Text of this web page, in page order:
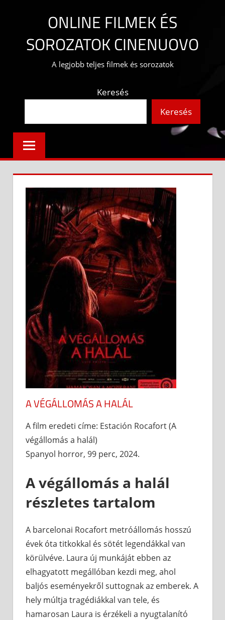
content
ONLINE FILMEK ÉS
SOROZATOK CINENUOVO
A legjobb teljes filmek és sorozatok
Keresés
Keresés
A VÉGÁLLOMÁS A HALÁL
A film eredeti címe: Estación Rocafort (A
végállomás a halál)
Spanyol horror, 99 perc, 2024.
A végállomás a halál
részletes tartalom
A barcelonai Rocafort metróállomás hosszú
évek óta titkokkal és sötét legendákkal van
körülvéve. Laura új munkáját ebben az
elhagyatott megállóban kezdi meg, ahol
baljós eseményekről suttognak az emberek. A
hely múltja tragédiákkal van tele, és
hamarosan Laura is érzékeli a nyugtalanító